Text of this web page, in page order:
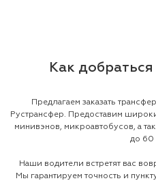
Как
Предлагаем заказать
Рустрансфер. Предоставим
минивэнов, микроавтобусов, а
до 60
Наши водители встретят вас
Мы гарантируем точность и